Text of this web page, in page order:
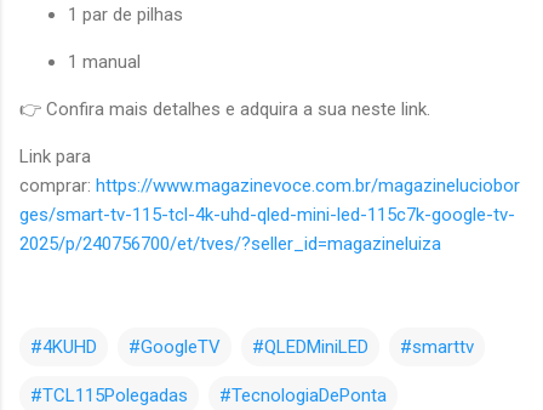
1 par de pilhas
1 manual
👉 Confira mais detalhes e adquira a sua neste link.
Link para
comprar: https://www.magazinevoce.com.br/magazineluciobor
ges/smart-tv-115-tcl-4k-uhd-qled-mini-led-115c7k-google-tv-
2025/p/240756700/et/tves/?seller_id=magazineluiza
#4KUHD #GoogleTV #QLEDMiniLED #smarttv
#TCL115Polegadas #TecnologiaDePonta